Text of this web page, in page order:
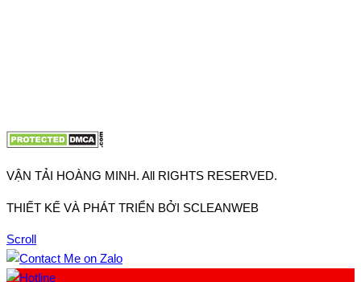
VẬN TẢI HOÀNG MINH. All RIGHTS RESERVED.
THIẾT KẾ VÀ PHÁT TRIỂN BỞI SCLEANWEB
Scroll